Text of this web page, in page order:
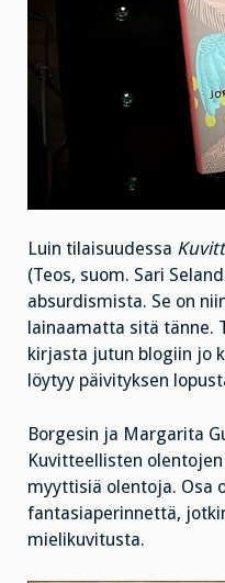
Luin tilaisuudessa
(Teos, suom. Sari
absurdismista. Se on
lainaamatta sitä tänne.
kirjasta jutun blogiin jo
löytyy päivityksen
Borgesin ja Margarita
Kuvitteellisten
myyttisiä olentoja. Osa
fantasiaperinnettä,
mielikuvitusta.